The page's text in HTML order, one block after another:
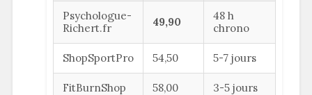
Psychologue-
Richert.fr
49,90
48 h
chrono
ShopSportPro 54,50 5-7 jours
FitBurnShop 58,00 3-5 jours